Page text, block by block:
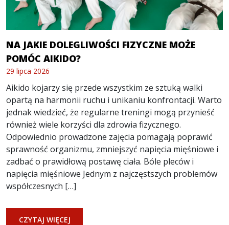
NA JAKIE DOLEGLIWOŚCI FIZYCZNE MOŻE
POMÓC AIKIDO?
29 lipca 2026
Aikido kojarzy się przede wszystkim ze sztuką walki
opartą na harmonii ruchu i unikaniu konfrontacji. Warto
jednak wiedzieć, że regularne treningi mogą przynieść
również wiele korzyści dla zdrowia fizycznego.
Odpowiednio prowadzone zajęcia pomagają poprawić
sprawność organizmu, zmniejszyć napięcia mięśniowe i
zadbać o prawidłową postawę ciała. Bóle pleców i
napięcia mięśniowe Jednym z najczęstszych problemów
współczesnych […]
CZYTAJ WIĘCEJ